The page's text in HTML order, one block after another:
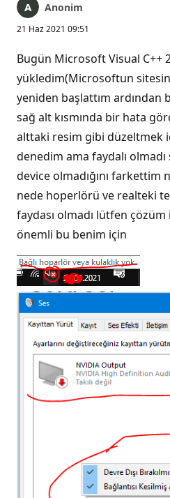
Anonim
21 Haz 2021 09:51
Bugün Microsoft Visual C++
yükledim(Microsoftun
yeniden başlattım ardından
sağ alt kısmında bir hata
alttaki resim gibi düzeltmek
denedim ama faydalı
device olmadığını farkettim
nede hoperlörü ve realteki
faydası olmadı lütfen çözüm
önemli bu benim için